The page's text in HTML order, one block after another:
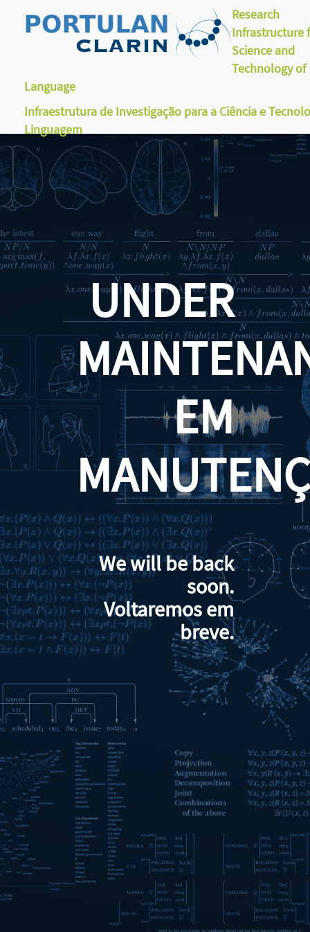
Research
Infrastructure
Science and
Technology of
Language
Infraestrutura de Investigação para a Ciência e
Linguagem
UNDER
EM
We will be back
soon.
Voltaremos em
breve.